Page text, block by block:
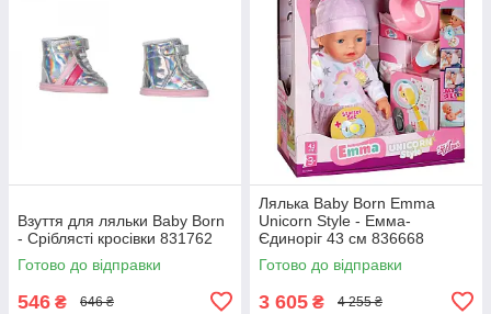
Взуття для ляльки Baby Born
- Cріблясті кросівки 831762
Готово до відправки
546 ₴ 646 ₴
Лялька Baby Born Emma
Unicorn Style - Емма-
Єдиноріг 43 см 836668
Готово до відправки
3 605 ₴ 4 255 ₴